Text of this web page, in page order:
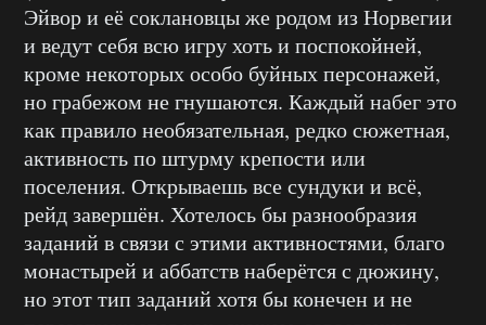
Эйвор и её соклановцы же родом из Норвегии
и ведут себя всю игру хоть и поспокойней,
кроме некоторых особо буйных персонажей,
но грабежом не гнушаются. Каждый набег это
как правило необязательная, редко сюжетная,
активность по штурму крепости или
поселения. Открываешь все сундуки и всё,
рейд завершён. Хотелось бы разнообразия
заданий в связи с этими активностями, благо
монастырей и аббатств наберётся с дюжину,
но этот тип заданий хотя бы конечен и не